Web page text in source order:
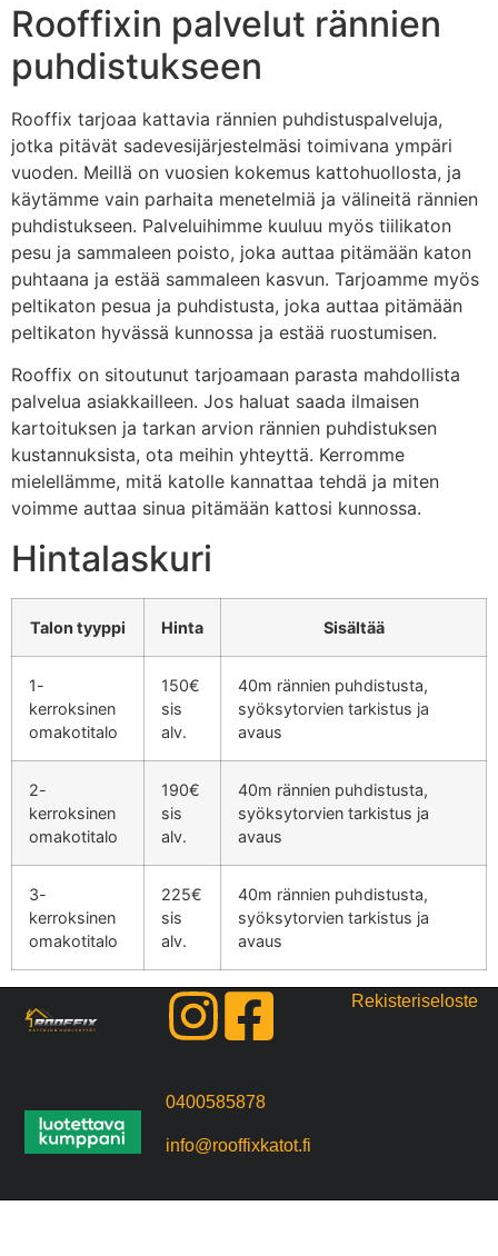
Rooffixin palvelut rännien
puhdistukseen
Rooffix tarjoaa kattavia rännien puhdistuspalveluja,
jotka pitävät sadevesijärjestelmäsi toimivana ympäri
vuoden. Meillä on vuosien kokemus kattohuollosta, ja
käytämme vain parhaita menetelmiä ja välineitä rännien
puhdistukseen. Palveluihimme kuuluu myös tiilikaton
pesu ja sammaleen poisto, joka auttaa pitämään katon
puhtaana ja estää sammaleen kasvun. Tarjoamme myös
peltikaton pesua ja puhdistusta, joka auttaa pitämään
peltikaton hyvässä kunnossa ja estää ruostumisen.
Rooffix on sitoutunut tarjoamaan parasta mahdollista
palvelua asiakkailleen. Jos haluat saada ilmaisen
kartoituksen ja tarkan arvion rännien puhdistuksen
kustannuksista, ota meihin yhteyttä. Kerromme
mielellämme, mitä katolle kannattaa tehdä ja miten
voimme auttaa sinua pitämään kattosi kunnossa.
Hintalaskuri
Talon tyyppi Hinta Sisältää
1-
kerroksinen
omakotitalo
150€
sis
alv.
40m rännien puhdistusta,
syöksytorvien tarkistus ja
avaus
2-
kerroksinen
omakotitalo
190€
sis
alv.
40m rännien puhdistusta,
syöksytorvien tarkistus ja
avaus
3-
kerroksinen
omakotitalo
225€
sis
alv.
40m rännien puhdistusta,
syöksytorvien tarkistus ja
avaus
0400585878
info@rooffixkatot.fi
Rekisteriseloste